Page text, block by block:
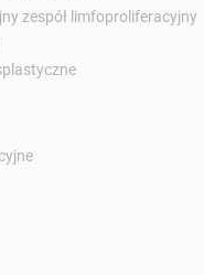
zespół limfoproliferacyjny